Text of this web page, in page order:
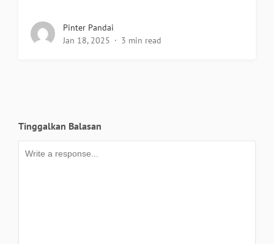
Pinter Pandai
Jan 18, 2025
3 min read
Tinggalkan Balasan